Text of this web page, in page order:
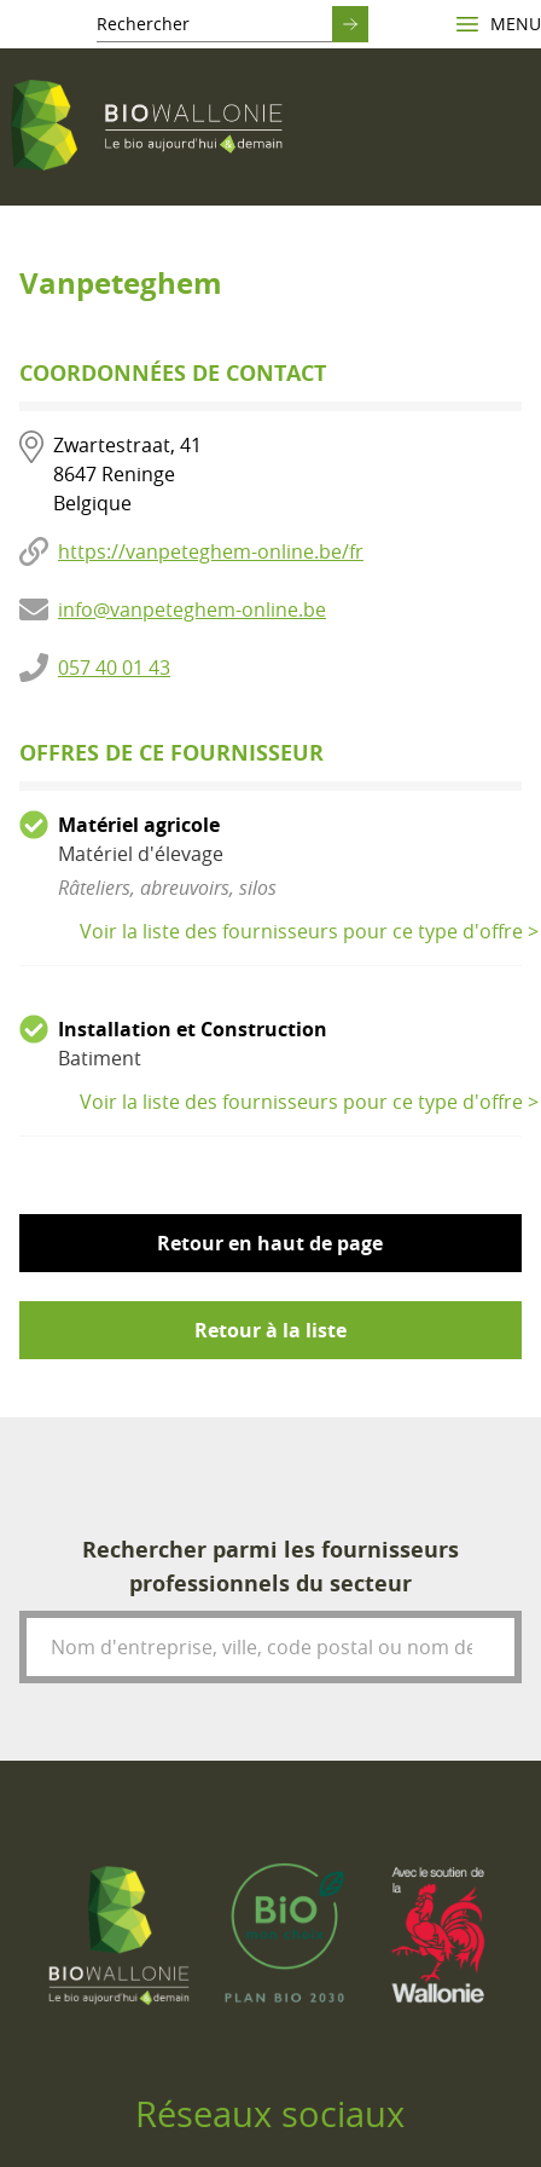
MENU
Vanpeteghem
COORDONNÉES DE CONTACT
Zwartestraat, 41
8647 Reninge
Belgique
https://vanpeteghem-online.be/fr
info@vanpeteghem-online.be
057 40 01 43
OFFRES DE CE FOURNISSEUR
Matériel agricole
Matériel d'élevage
Râteliers, abreuvoirs, silos
Voir la liste des fournisseurs pour ce type d'offre >
Installation et Construction
Batiment
Voir la liste des fournisseurs pour ce type d'offre >
Retour en haut de page
Retour à la liste
Rechercher parmi les fournisseurs
professionnels du secteur
Réseaux sociaux